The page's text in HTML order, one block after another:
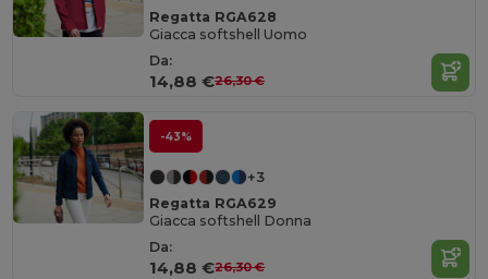
Regatta RGA628
Giacca softshell Uomo
Da:
14,88 €26,30 €
-43%
+3
Regatta RGA629
Giacca softshell Donna
Da:
14,88 €26,30 €